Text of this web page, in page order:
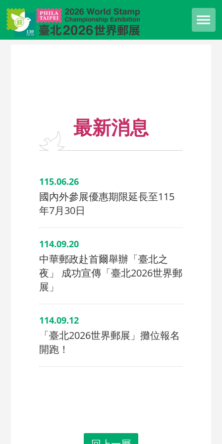
最新消息
115.06.26
國內外參展優惠期限延長至115
年7月30日
114.09.20
中華郵政赴首爾舉辦「臺北之
夜」 成功宣傳「臺北2026世界郵
展」
114.09.12
「臺北2026世界郵展」攤位報名
開跑！